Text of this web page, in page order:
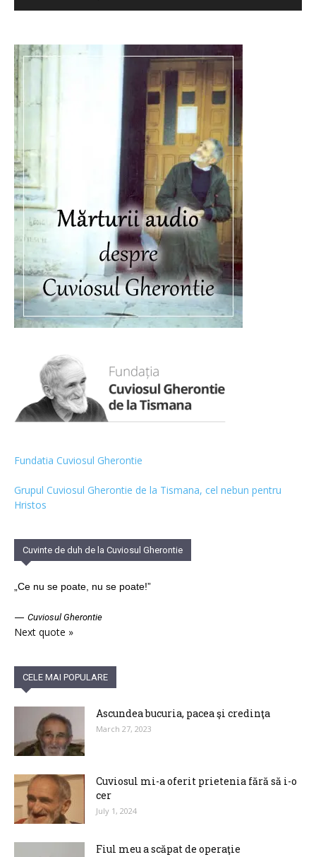
Fundatia Cuviosul Gherontie
Grupul Cuviosul Gherontie de la Tismana, cel nebun pentru
Hristos
Cuvinte de duh de la Cuviosul Gherontie
„Ce nu se poate, nu se poate!”
— Cuviosul Gherontie
Next quote »
CELE MAI POPULARE
Ascundea bucuria, pacea şi credinţa
March 27, 2023
Cuviosul mi-a oferit prietenia fără să i-o
cer
July 1, 2024
Fiul meu a scăpat de operaţie